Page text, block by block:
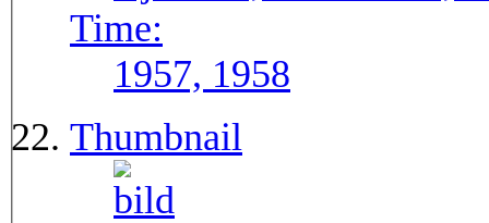
Time:
1957, 1958
Thumbnail